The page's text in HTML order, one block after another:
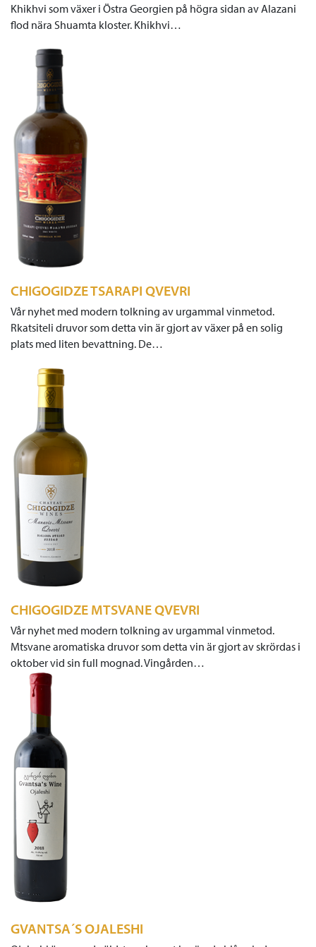
Khikhvi som växer i Östra Georgien på högra sidan av Alazani
flod nära Shuamta kloster. Khikhvi…
CHIGOGIDZE TSARAPI QVEVRI
Vår nyhet med modern tolkning av urgammal vinmetod.
Rkatsiteli druvor som detta vin är gjort av växer på en solig
plats med liten bevattning. De…
CHIGOGIDZE MTSVANE QVEVRI
Vår nyhet med modern tolkning av urgammal vinmetod.
Mtsvane aromatiska druvor som detta vin är gjort av skrördas i
oktober vid sin full mognad. Vingården…
GVANTSA´S OJALESHI